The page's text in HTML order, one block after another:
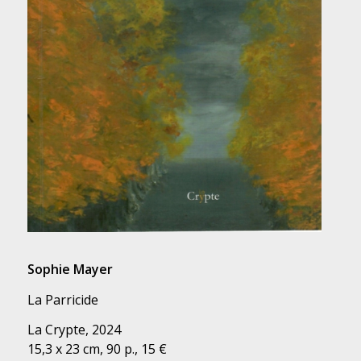
Sophie Mayer
La Parricide
La Crypte, 2024
15,3 x 23 cm, 90 p., 15 €